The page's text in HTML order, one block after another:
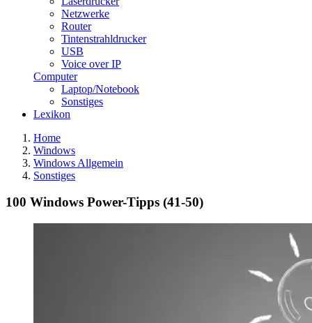
Netzwerke
Router
Tintenstrahldrucker
USB
Voice over IP
Computer
Laptop/Notebook
Sonstiges
Lexikon
Home
Windows
Windows Allgemein
Sonstiges
100 Windows Power-Tipps (41-50)